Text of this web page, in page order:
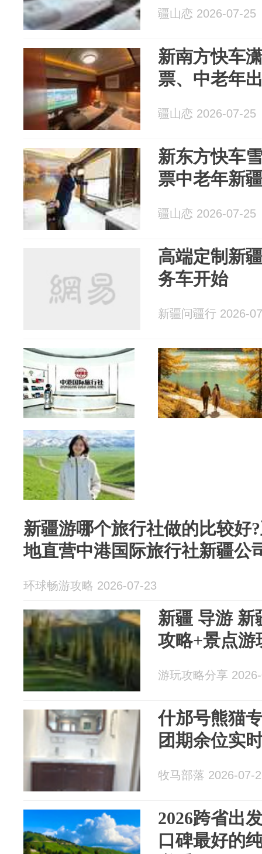
疆山恋 2026-07-25
新南方快车
票、中老年
疆山恋 2026-07-25
新东方快车
票中老年新
疆山恋 2026-07-25
高端定制新
务车开始
新疆问疆行 2026-
新疆游哪个旅行社做的比较好
地直营中港国际旅行社新疆公
环球畅游攻略 2026-07-23
新疆 导游 新
攻略+景点游
游玩攻略分享
什邡号熊猫
团期余位实
牧马部落 2026-07-
2026跨省出
口碑最好的